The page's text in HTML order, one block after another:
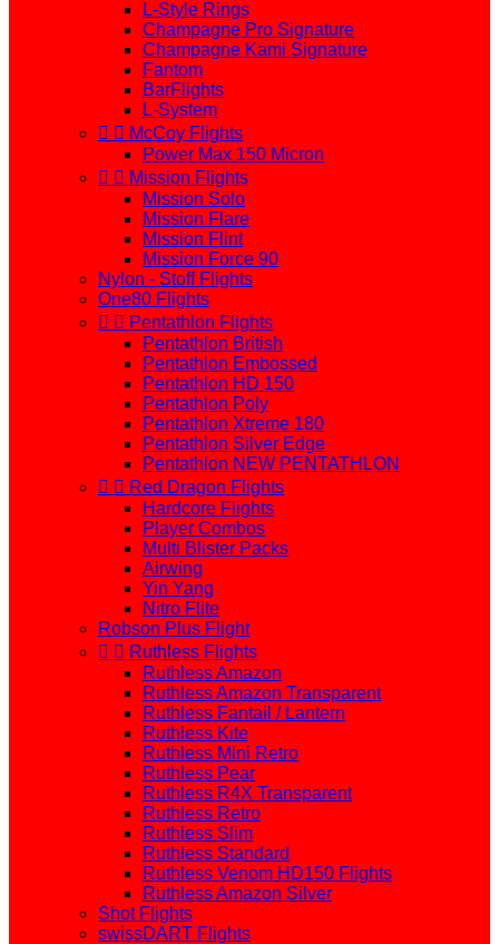
L-Style Rings
Champagne Pro Signature
Champagne Kami Signature
Fantom
BarFlights
L-System
  McCoy Flights
Power Max 150 Micron
  Mission Flights
Mission Solo
Mission Flare
Mission Flint
Mission Force 90
Nylon - Stoff Flights
One80 Flights
  Pentathlon Flights
Pentathlon British
Pentathlon Embossed
Pentathlon HD 150
Pentathlon Poly
Pentathlon Xtreme 180
Pentathlon Silver Edge
Pentathlon NEW PENTATHLON
  Red Dragon Flights
Hardcore Flights
Player Combos
Multi Blister Packs
Airwing
Yin Yang
Nitro Flite
Robson Plus Flight
  Ruthless Flights
Ruthless Amazon
Ruthless Amazon Transparent
Ruthless Fantail / Lantern
Ruthless Kite
Ruthless Mini Retro
Ruthless Pear
Ruthless R4X Transparent
Ruthless Retro
Ruthless Slim
Ruthless Standard
Ruthless Venom HD150 Flights
Ruthless Amazon Silver
Shot Flights
swissDART Flights